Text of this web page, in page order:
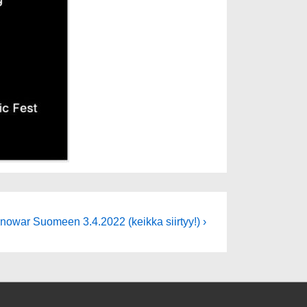
Suomeen 3.4.2022 (keikka siirtyy!) ›